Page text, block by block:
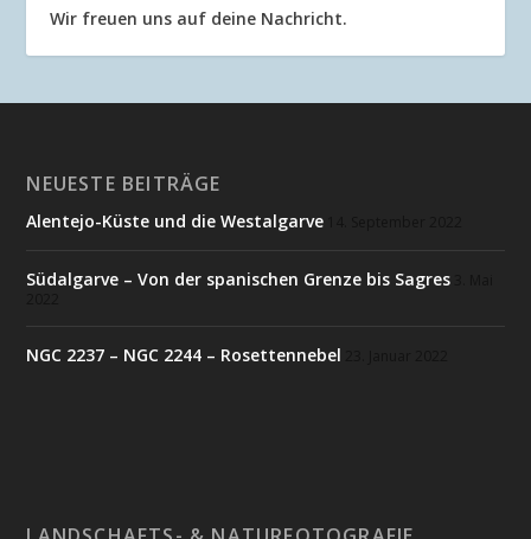
Wir freuen uns auf deine Nachricht.
NEUESTE BEITRÄGE
Alentejo-Küste und die Westalgarve
Südalgarve – Von der spanischen Grenze bis Sagres
NGC 2237 – NGC 2244 – Rosettennebel